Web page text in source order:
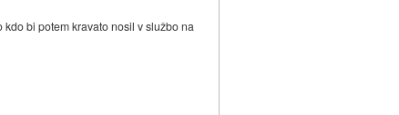
bi potem kravato nosil v službo na